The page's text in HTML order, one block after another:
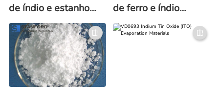
de índio e estanho
(ITO)
de ferro e índio
(InFe2O4)